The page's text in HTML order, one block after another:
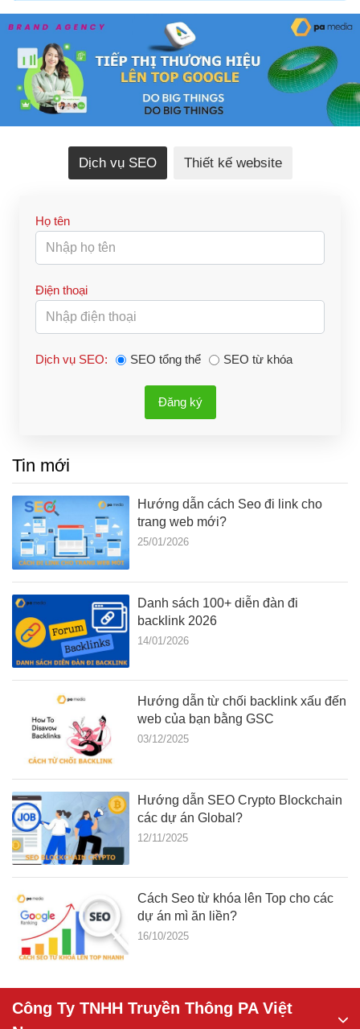
Dịch vụ SEO Thiết kế website
Họ tên
Điện thoại
Dịch vụ SEO: SEO tổng thể SEO từ khóa
Đăng ký
Tin mới
Hướng dẫn cách Seo đi link cho
trang web mới?
25/01/2026
Danh sách 100+ diễn đàn đi
backlink 2026
14/01/2026
Hướng dẫn từ chối backlink xấu đến
web của bạn bằng GSC
03/12/2025
Hướng dẫn SEO Crypto Blockchain
các dự án Global?
12/11/2025
Cách Seo từ khóa lên Top cho các
dự án mì ăn liền?
16/10/2025
Công Ty TNHH Truyền Thông PA Việt